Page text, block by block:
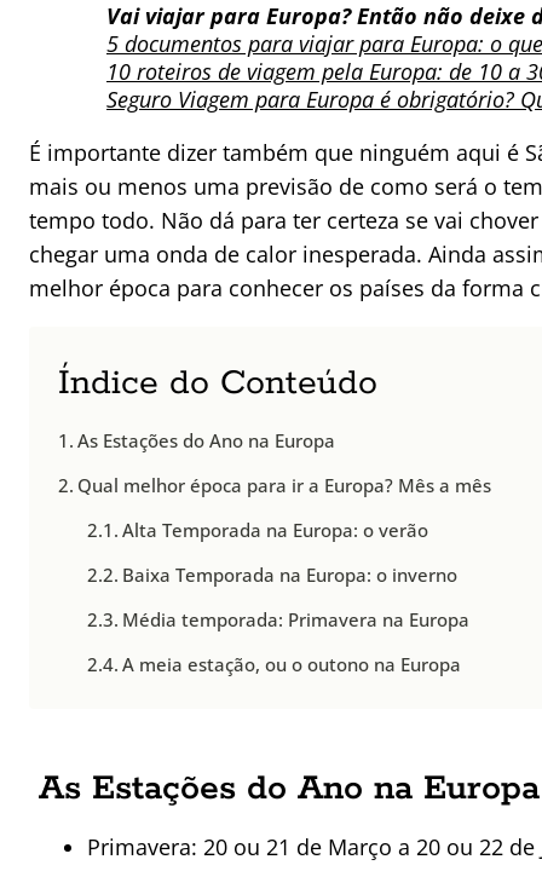
Vai viajar para Europa? Então não deixe
5 documentos para viajar para Europa: o
10 roteiros de viagem pela Europa: de 10 a
Seguro Viagem para Europa é obrigatório?
É importante dizer também que ninguém aqui é
mais ou menos uma previsão de como será o
tempo todo. Não dá para ter certeza se vai
chegar uma onda de calor inesperada. Ainda
melhor época para conhecer os países da forma
Índice do Conteúdo
As Estações do Ano na Europa
Qual melhor época para ir a Europa? Mês a mês
Alta Temporada na Europa: o verão
Baixa Temporada na Europa: o inverno
Média temporada: Primavera na Europa
A meia estação, ou o outono na Europa
As Estações do Ano na Europa
Primavera: 20 ou 21 de Março a 20 ou 22 de